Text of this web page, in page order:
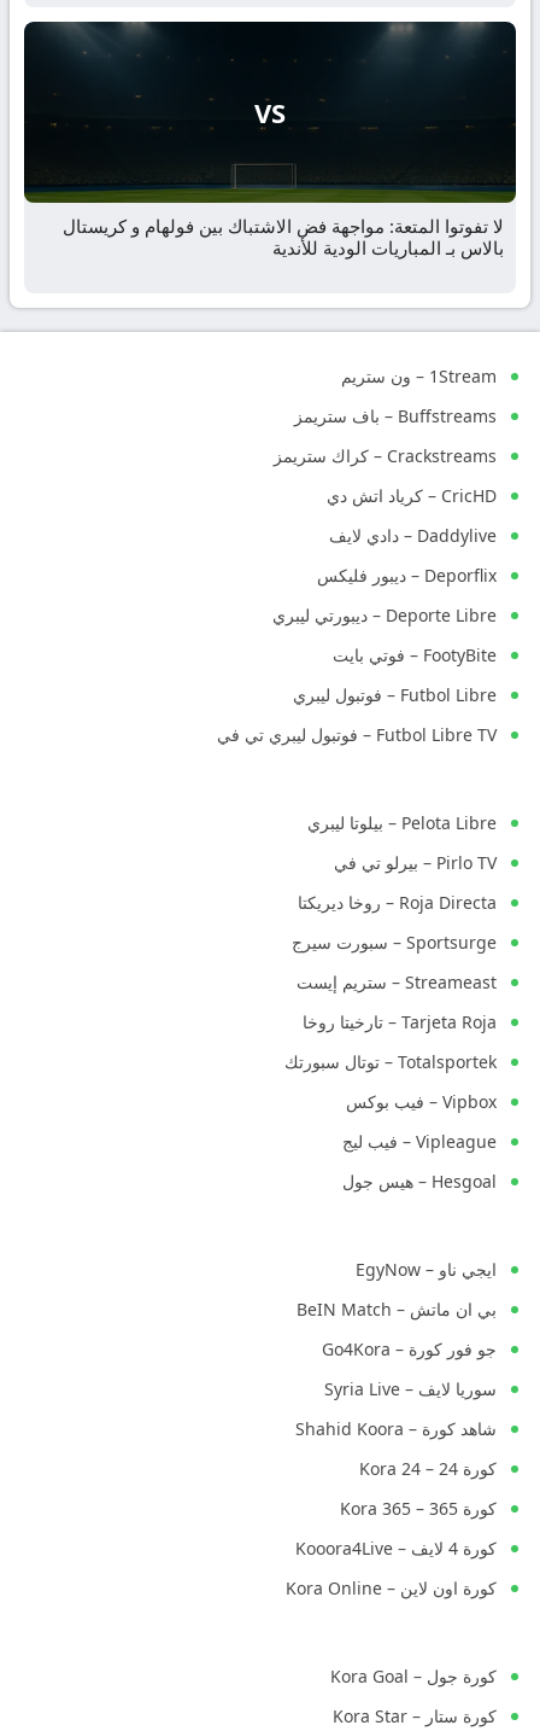
VS
لا تفوتوا المتعة: مواجهة فض الاشتباك بين فولهام و كريستال
بالاس بـ المباريات الودية للأندية
1Stream – ون ستريم
Buffstreams – باف ستريمز
Crackstreams – كراك ستريمز
CricHD – كرياد اتش دي
Daddylive – دادي لايف
Deporflix – ديبور فليكس
Deporte Libre – ديبورتي ليبري
FootyBite – فوتي بايت
Futbol Libre – فوتبول ليبري
Futbol Libre TV – فوتبول ليبري تي في
Pelota Libre – بيلوتا ليبري
Pirlo TV – بيرلو تي في
Roja Directa – روخا ديريكتا
Sportsurge – سبورت سيرج
Streameast – ستريم إيست
Tarjeta Roja – تارخيتا روخا
Totalsportek – توتال سبورتك
Vipbox – فيب بوكس
Vipleague – فيب ليج
Hesgoal – هيس جول
ايجي ناو – EgyNow
بي ان ماتش – BeIN Match
جو فور كورة – Go4Kora
سوريا لايف – Syria Live
شاهد كورة – Shahid Koora
كورة 24 – Kora 24
كورة 365 – Kora 365
كورة 4 لايف – Kooora4Live
كورة اون لاين – Kora Online
كورة جول – Kora Goal
كورة ستار – Kora Star